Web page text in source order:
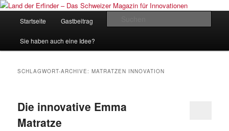
Zum
wechseln
Zum
wechselnLand der Erfinder – Das Schweizer
Startseite Gastbeitrag
Sie haben auch eine Idee?
SCHLAGWORT-ARCHIVE:MATRATZEN INNOVATION
Die innovative Emma
Matratze